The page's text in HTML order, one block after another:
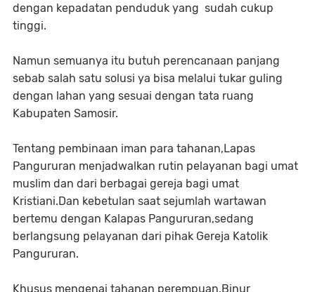
dengan kepadatan penduduk yang sudah cukup
tinggi.
Namun semuanya itu butuh perencanaan panjang
sebab salah satu solusi ya bisa melalui tukar guling
dengan lahan yang sesuai dengan tata ruang
Kabupaten Samosir.
Tentang pembinaan iman para tahanan,Lapas
Pangururan menjadwalkan rutin pelayanan bagi umat
muslim dan dari berbagai gereja bagi umat
Kristiani.Dan kebetulan saat sejumlah wartawan
bertemu dengan Kalapas Pangururan,sedang
berlangsung pelayanan dari pihak Gereja Katolik
Pangururan.
Khusus mengenai tahanan perempuan,Binur